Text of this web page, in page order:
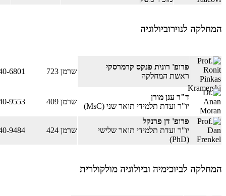
המחלקה לנוירוביולוגיה
פרופ' רונית פנקס קרמרסקי
ראשת המחלקה
שרמן 723 6801
ד"ר ענן מורן
יו"ר ועדת תלמידי תואר שני (MsC)
שרמן 409 9553
פרופ' דן פרנקל
יו"ר ועדת תלמידי תואר שלישי
(PhD)
שרמן 424 9484
המחלקה לביוכימיה וביולוגיה מולקולרית